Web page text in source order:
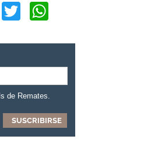
Facebook
Twitter
de Remates.